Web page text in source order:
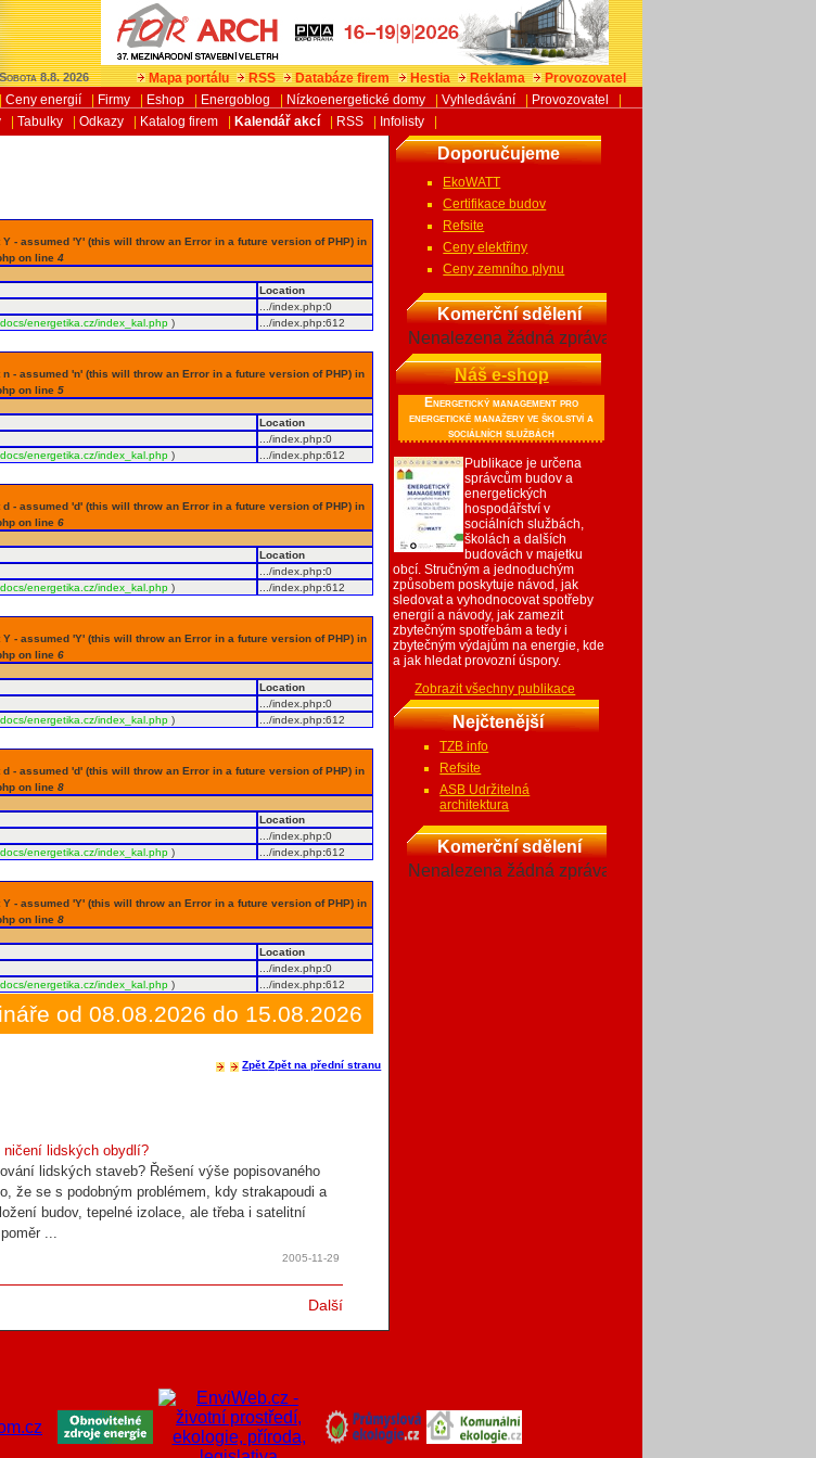
Sobota 8.8. 2026 Mapa portálu RSS Databáze firem Hestia Reklama
Provozovatel
Ceny energií Firmy Eshop Energoblog Nízkoenergetické domy Vyhledávání Provozovatel
Tabulky Odkazy Katalog firem Kalendář akcí RSS Infolisty
- assumed 'Y' (this will throw an Error in a future version of PHP) in
on line4
Location
.../index.php:0
energetika.cz/index_kal.php ) .../index.php:612
- assumed 'n' (this will throw an Error in a future version of PHP) in
on line5
Location
.../index.php:0
energetika.cz/index_kal.php ) .../index.php:612
- assumed 'd' (this will throw an Error in a future version of PHP) in
on line6
Location
.../index.php:0
energetika.cz/index_kal.php ) .../index.php:612
- assumed 'Y' (this will throw an Error in a future version of PHP) in
on line6
Location
.../index.php:0
energetika.cz/index_kal.php ) .../index.php:612
- assumed 'd' (this will throw an Error in a future version of PHP) in
on line8
Location
.../index.php:0
energetika.cz/index_kal.php ) .../index.php:612
- assumed 'Y' (this will throw an Error in a future version of PHP) in
on line8
Location
.../index.php:0
energetika.cz/index_kal.php ) .../index.php:612
od 08.08.2026 do 15.08.2026
ZpětZpět na přední stranu
ničení lidských obydlí?
lidských staveb? Řešení výše popisovaného
že se s podobným problémem, kdy strakapoudi a
budov, tepelné izolace, ale třeba i satelitní
...
2005-11-29
Další
Doporučujeme
EkoWATT
Certifikace budov
Refsite
Ceny elektřiny
Ceny zemního plynu
Komerční sdělení
Nenalezena žádná zpráva
Náš e-shop
Energetický management pro
energetické manažery ve školství a
sociálních službách
Publikace je určena
správcům budov a
energetických
hospodářství v
sociálních službách,
školách a dalších
budovách v majetku
obcí. Stručným a jednoduchým
způsobem poskytuje návod, jak
sledovat a vyhodnocovat spotřeby
energií a návody, jak zamezit
zbytečným spotřebám a tedy i
zbytečným výdajům na energie, kde
a jak hledat provozní úspory.
Zobrazit všechny publikace
Nejčtenější
TZB info
Refsite
ASB Udržitelná
architektura
Komerční sdělení
Nenalezena žádná zpráva